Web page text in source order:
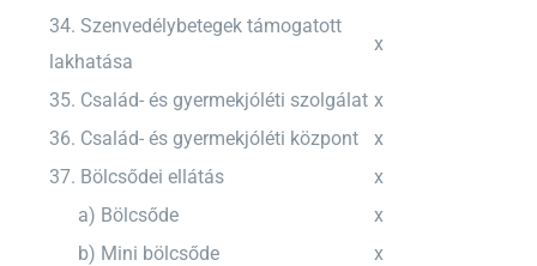
34. Szenvedélybetegek támogatott
lakhatása
x
35. Család- és gyermekjóléti szolgálat x
36. Család- és gyermekjóléti központ
x
37. Bölcsődei ellátás
x
a) Bölcsőde
x
b) Mini bölcsőde
x